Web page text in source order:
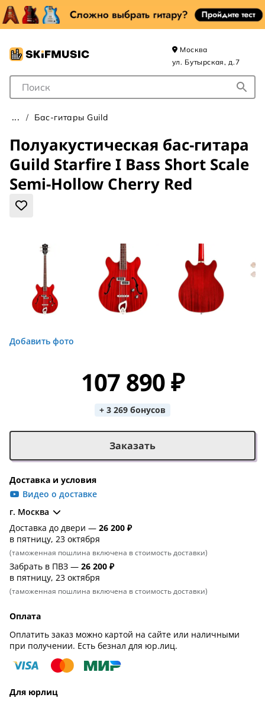
Поле для Поиска
Москва
ул. Бутырская, д.7
Бас-гитары Guild
Полуакустическая бас-гитара
Guild Starfire I Bass Short Scale
Semi-Hollow Cherry Red
Добавить фото
107 890 ₽
+ 3 269 бонусов
Заказать
Доставка и условия
Видео о доставке
г. Москва
Доставка до двери — 26 200 ₽
в пятницу, 23 октября
(таможенная пошлина включена в стоимость доставки)
Забрать в ПВЗ — 26 200 ₽
в пятницу, 23 октября
(таможенная пошлина включена в стоимость доставки)
Оплата
Оплатить заказ можно картой на сайте или наличными
при получении. Есть безнал для юр.лиц.
Для юрлиц